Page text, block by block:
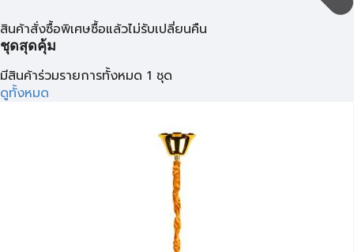
สินค้าสั่งซื้อพิเศษซื้อแล้วไม่รับเปลี่ยนคืน
ชุดสุดคุ้ม
มีสินค้าร่วมรายการทั้งหมด 1 ชุด
ดูทั้งหมด